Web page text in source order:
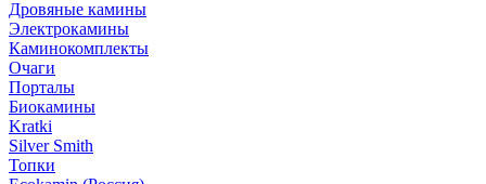
Дровяные камины
Электрокамины
Каминокомплекты
Очаги
Порталы
Биокамины
Kratki
Silver Smith
Топки